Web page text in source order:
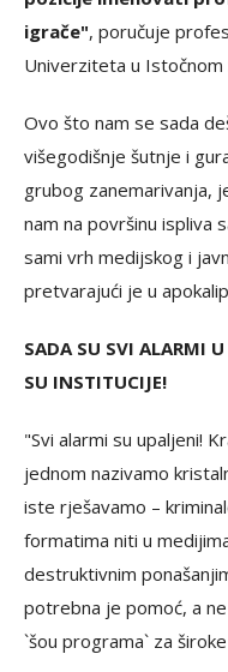
igrače", poručuje
Univerziteta u Istočnom
Ovo što nam se sada
višegodišnje šutnje i
grubog zanemarivanja,
nam na površinu ispliva
sami vrh medijskog i
pretvarajući je u
SADA SU SVI ALARMI
SU INSTITUCIJE!
"Svi alarmi su upaljeni!
jednom nazivamo
iste rješavamo –
formatima niti u
destruktivnim
potrebna je pomoć, a
`šou programa` za